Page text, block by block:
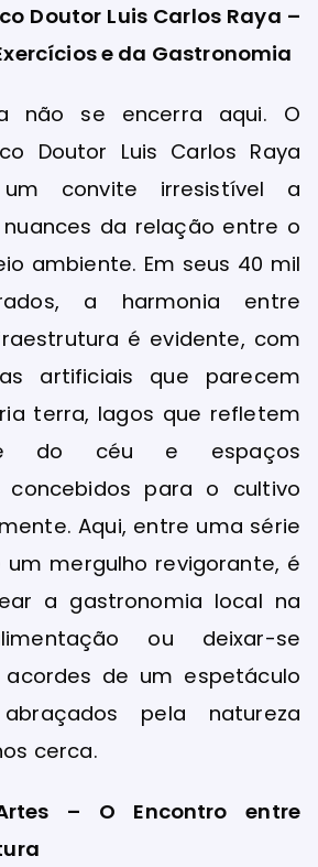
Doutor Luis Carlos Raya –
e da Gastronomia
não se encerra aqui. O
Doutor Luis Carlos Raya
convite irresistível a
da relação entre o
ambiente. Em seus 40 mil
a harmonia entre
é evidente, com
artificiais que parecem
terra, lagos que refletem
do céu e espaços
concebidos para o cultivo
Aqui, entre uma série
um mergulho revigorante, é
a gastronomia local na
ou deixar-se
de um espetáculo
pela natureza
cerca.
– O Encontro entre